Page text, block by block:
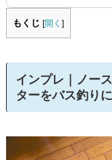
もくじ [開く ]
インプレ｜ノー
ターをバス釣り